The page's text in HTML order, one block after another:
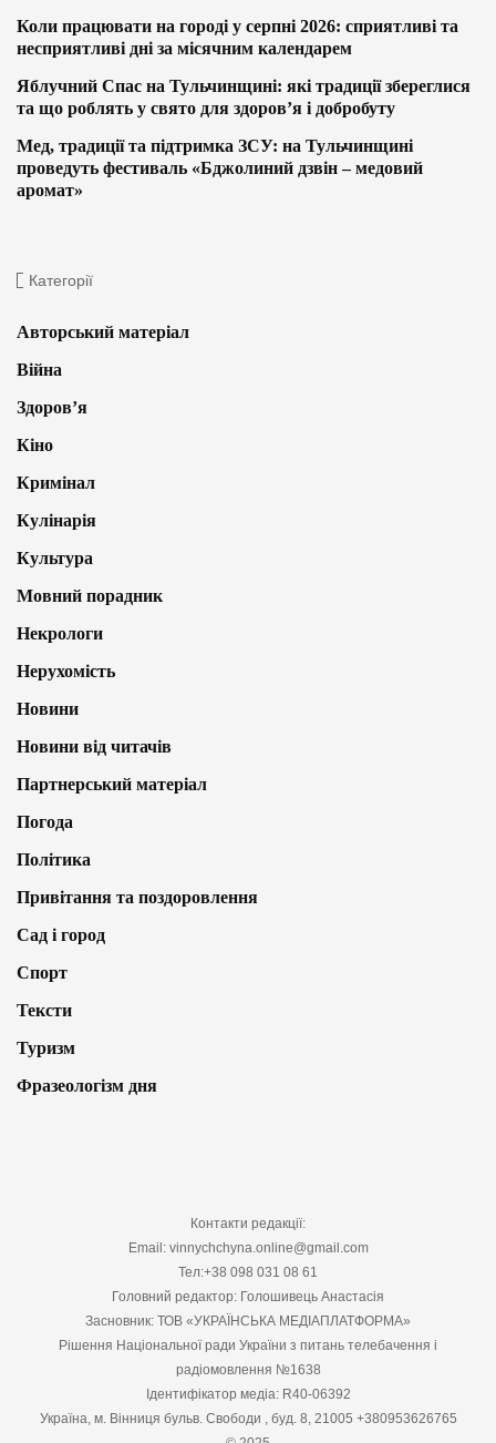
Коли працювати на городі у серпні 2026: сприятливі та
несприятливі дні за місячним календарем
Яблучний Спас на Тульчинщині: які традиції збереглися
та що роблять у свято для здоров’я і добробуту
Мед, традиції та підтримка ЗСУ: на Тульчинщині
проведуть фестиваль «Бджолиний дзвін – медовий
аромат»
Категорії
Авторський матеріал
Війна
Здоров’я
Кіно
Кримінал
Кулінарія
Культура
Мовний порадник
Некрологи
Нерухомість
Новини
Новини від читачів
Партнерський матеріал
Погода
Політика
Привітання та поздоровлення
Сад і город
Спорт
Тексти
Туризм
Фразеологізм дня
Контакти редакції:
Email: vinnychchyna.online@gmail.com
Тел:+38 098 031 08 61
Головний редактор: Голошивець Анастасія
Засновник: ТОВ «УКРАЇНСЬКА МЕДІАПЛАТФОРМА»
Рішення Національної ради України з питань телебачення і
радіомовлення №1638
Ідентифікатор медіа: R40-06392
Україна, м. Вінниця бульв. Свободи , буд. 8, 21005 +380953626765